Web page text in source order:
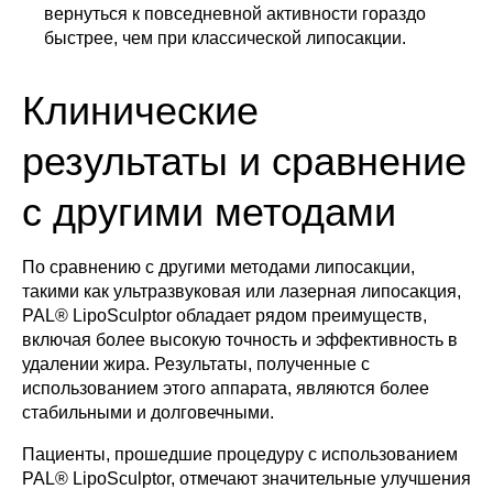
вернуться к повседневной активности гораздо
быстрее, чем при классической липосакции.
Клинические
результаты и сравнение
с другими методами
По сравнению с другими методами липосакции,
такими как ультразвуковая или лазерная липосакция,
PAL® LipoSculptor обладает рядом преимуществ,
включая более высокую точность и эффективность в
удалении жира. Результаты, полученные с
использованием этого аппарата, являются более
стабильными и долговечными.
Пациенты, прошедшие процедуру с использованием
PAL® LipoSculptor, отмечают значительные улучшения